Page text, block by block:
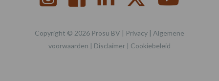
Copyright © 2026 Prosu BV | Privacy | Algemene
voorwaarden | Disclaimer | Cookiebeleid